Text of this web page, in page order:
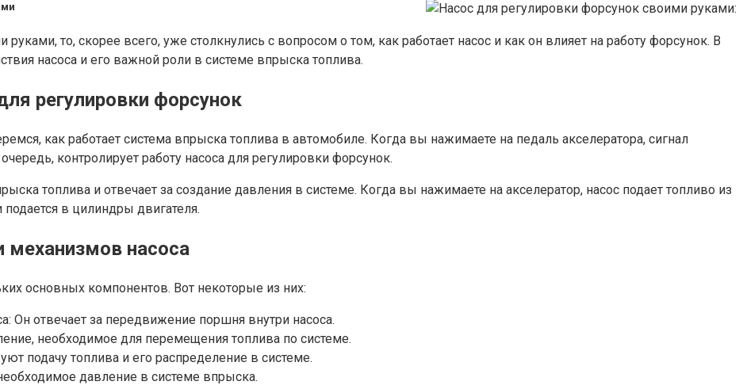
то, скорее всего, уже столкнулись с вопросом о том, как работает насос и как он влияет на работу форсунок. В
насоса и его важной роли в системе впрыска топлива.
регулировки форсунок
как работает система впрыска топлива в автомобиле. Когда вы нажимаете на педаль акселератора, сигнал
контролирует работу насоса для регулировки форсунок.
топлива и отвечает за создание давления в системе. Когда вы нажимаете на акселератор, насос подает топливо из
в цилиндры двигателя.
механизмов насоса
основных компонентов. Вот некоторые из них:
Он отвечает за передвижение поршня внутри насоса.
необходимое для перемещения топлива по системе.
подачу топлива и его распределение в системе.
давление в системе впрыска.